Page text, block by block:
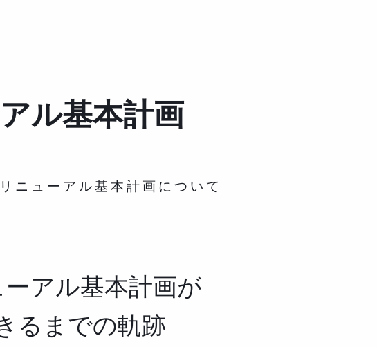
ル基本計画
ニューアル基本計画について
ーアル基本計画が
るまでの軌跡